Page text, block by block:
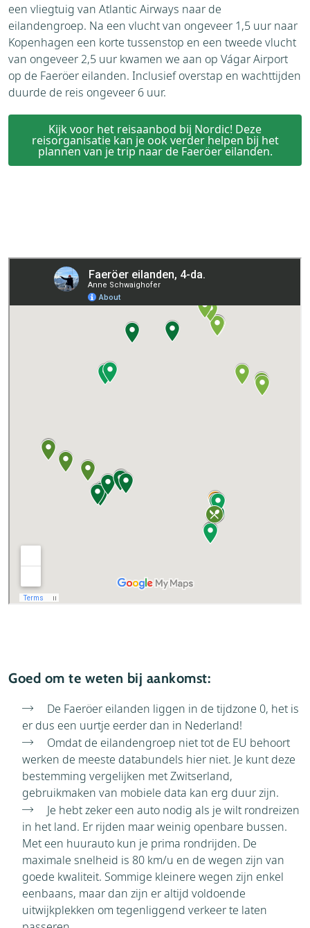
een vliegtuig van Atlantic Airways naar de
eilandengroep. Na een vlucht van ongeveer 1,5 uur naar
Kopenhagen een korte tussenstop en een tweede vlucht
van ongeveer 2,5 uur kwamen we aan op Vágar Airport
op de Faeröer eilanden. Inclusief overstap en wachttijden
duurde de reis ongeveer 6 uur.
Kijk voor het reisaanbod bij Nordic! Deze
reisorganisatie kan je ook verder helpen bij het
plannen van je trip naar de Faeröer eilanden.
Goed om te weten bij aankomst:
De Faeröer eilanden liggen in de tijdzone 0, het is
er dus een uurtje eerder dan in Nederland!
Omdat de eilandengroep niet tot de EU behoort
werken de meeste databundels hier niet. Je kunt deze
bestemming vergelijken met Zwitserland,
gebruikmaken van mobiele data kan erg duur zijn.
Je hebt zeker een auto nodig als je wilt rondreizen
in het land. Er rijden maar weinig openbare bussen.
Met een huurauto kun je prima rondrijden. De
maximale snelheid is 80 km/u en de wegen zijn van
goede kwaliteit. Sommige kleinere wegen zijn enkel
eenbaans, maar dan zijn er altijd voldoende
uitwijkplekken om tegenliggend verkeer te laten